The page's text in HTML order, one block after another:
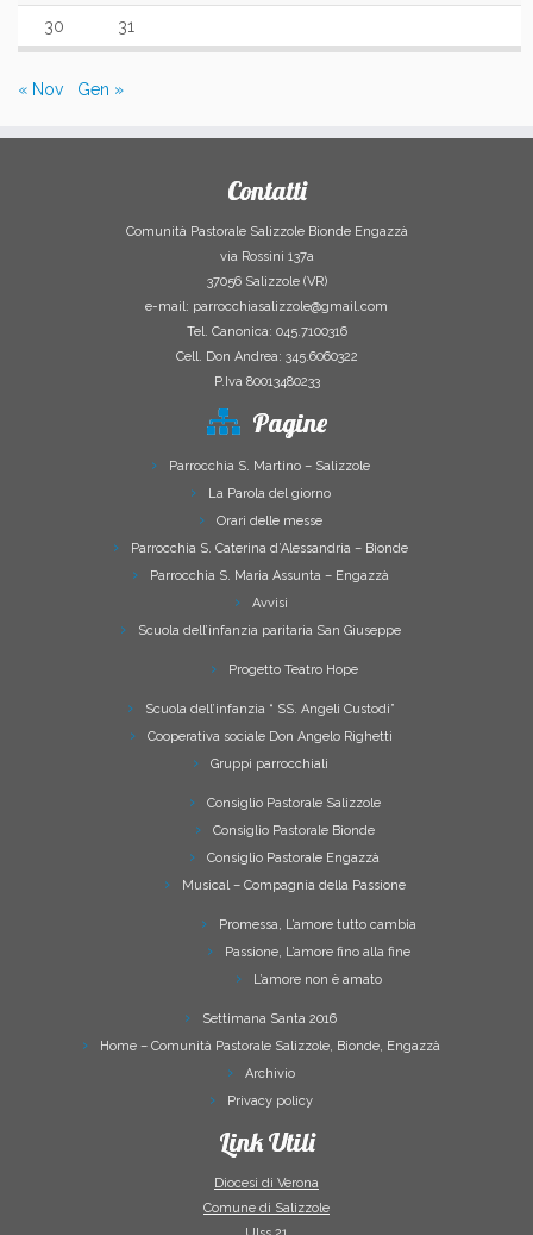
30 31
« Nov Gen »
Contatti
Comunità Pastorale Salizzole Bionde Engazzà
via Rossini 137a
37056 Salizzole (VR)
e-mail: parrocchiasalizzole@gmail.com
Tel. Canonica: 045.7100316
Cell. Don Andrea: 345.6060322
P.Iva 80013480233
Pagine
Parrocchia S. Martino – Salizzole
La Parola del giorno
Orari delle messe
Parrocchia S. Caterina d’Alessandria – Bionde
Parrocchia S. Maria Assunta – Engazzà
Avvisi
Scuola dell’infanzia paritaria San Giuseppe
Progetto Teatro Hope
Scuola dell’infanzia “ SS. Angeli Custodi”
Cooperativa sociale Don Angelo Righetti
Gruppi parrocchiali
Consiglio Pastorale Salizzole
Consiglio Pastorale Bionde
Consiglio Pastorale Engazzà
Musical – Compagnia della Passione
Promessa, L’amore tutto cambia
Passione, L’amore fino alla fine
L’amore non è amato
Settimana Santa 2016
Home – Comunità Pastorale Salizzole, Bionde, Engazzà
Archivio
Privacy policy
Link Utili
Diocesi di Verona
Comune di Salizzole